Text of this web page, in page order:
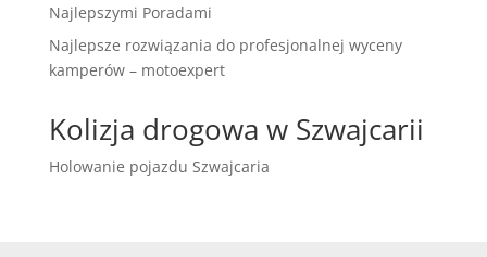
Najlepszymi Poradami
Najlepsze rozwiązania do profesjonalnej wyceny
kamperów – motoexpert
Kolizja drogowa w Szwajcarii
Holowanie pojazdu Szwajcaria